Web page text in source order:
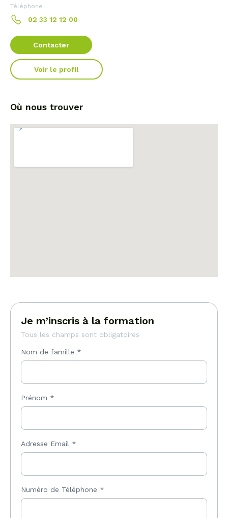
Téléphone
02 33 12 12 00
Contacter
Voir le profil
Où nous trouver
Je m’inscris à la formation
Tous les champs sont obligatoires
Nom de famille *
Prénom *
Adresse Email *
Numéro de Téléphone *